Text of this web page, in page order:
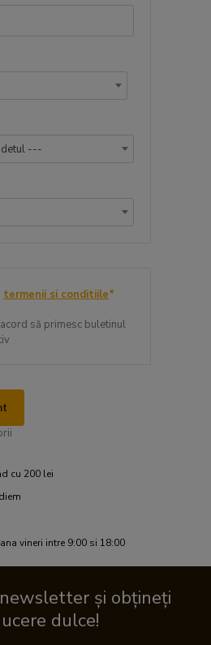
---
termenii si conditiile*
să primesc buletinul
cu 200 lei
vineri intre 9:00 si 18:00
și obțineți
dulce!